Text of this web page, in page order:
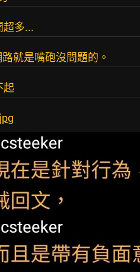
超多...
就是嘴砲沒問題的。
起